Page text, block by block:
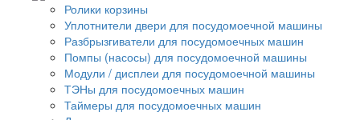
Ролики корзины
Уплотнители двери для посудомоечной машины
Разбрызгиватели для посудомоечных машин
Помпы (насосы) для посудомоечной машины
Модули / дисплеи для посудомоечной машины
ТЭНы для посудомоечных машин
Таймеры для посудомоечных машин